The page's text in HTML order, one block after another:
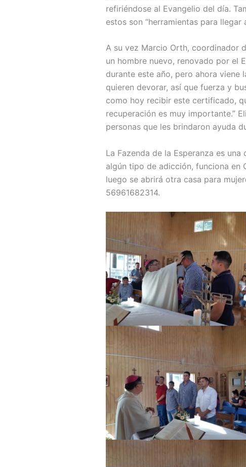
refiriéndose al Evangelio del día.
estos son “herramientas para llegar
A su vez Marcio Orth, coordinador
un hombre nuevo, renovado por el
durante este año, pero ahora viene
quieren devorar, así que fuerza y
como hoy recibir este certificado,
recuperación es muy importante.”
personas que les brindaron ayuda
La Fazenda de la Esperanza es
algún tipo de adicción, funciona en
luego se abrirá otra casa para
56961682314.